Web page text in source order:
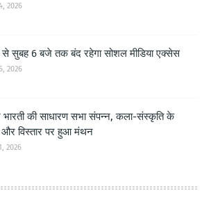
2026
से सुबह 6 बजे तक बंद रहेगा सोशल मीडिया एक्सेस
2026
भारती की साधारण सभा संपन्न, कला-संस्कृति के
और विस्तार पर हुआ मंथन
2026